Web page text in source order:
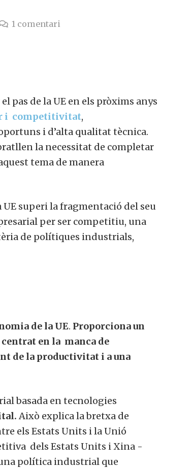
1 comentari
pas de la UE en els pròxims anys
i competitivitat,
i d’alta qualitat tècnica.
la necessitat de completar
tema de manera
UE superi la fragmentació del seu
per ser competitiu, una
de polítiques industrials,
de la UE. Proporciona un
centrat en la manca de
de la productivitat i a una
basada en tecnologies
Això explica la bretxa de
els Estats Units i la Unió
dels Estats Units i Xina -
política industrial que